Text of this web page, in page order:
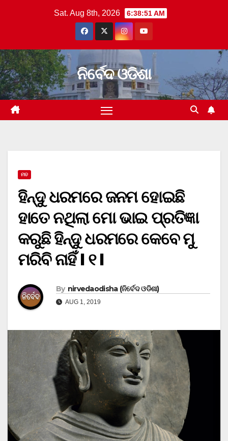
Sat. Aug 8th, 2026 6:38:51 AM
ନିର୍ବେଦ ଓଡିଶା
ମତ
ହିନ୍ଦୁ ଧରମରେ ଜନମ ହୋଇଛି
ହାତେ ନଥିଲା ମୋ ଭାଇ ପ୍ରତିଜ୍ଞା
କରୁଛି ହିନ୍ଦୁ ଧରମରେ କେବେ ମୁ
ମରିବି ନାହିଁ I ୧ I
By nirvedaodisha (ନିର୍ବେଦ ଓଡିଶା)
AUG 1, 2019